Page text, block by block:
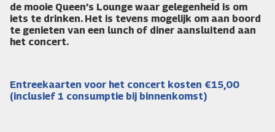
de mooie Queen’s Lounge waar gelegenheid is om
iets te drinken. Het is tevens mogelijk om aan boord
te genieten van een lunch of diner aansluitend aan
het concert.
Entreekaarten voor het concert kosten €15,00
(inclusief 1 consumptie bij binnenkomst)